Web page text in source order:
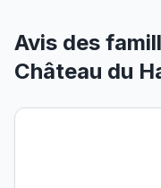
Avis des
Château du